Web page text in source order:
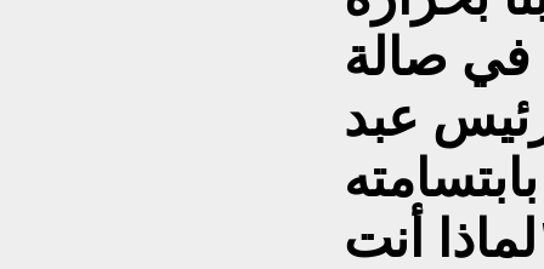
صالة
عبد
أنت